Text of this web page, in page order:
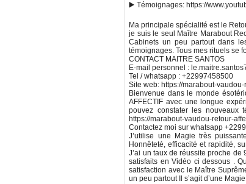
▶️ Témoignages: https://
Ma principale spécialité est le
je suis le seul Maître Marabout
Cabinets un peu partout dans
témoignages. Tous mes rituels se
CONTACT MAITRE SANTOS
E-mail personnel :
Tel / whatsapp : +22997458500
Site web: https://marabout-
Bienvenue dans le monde
AFFECTIF avec une longue
pouvez constater les nouveaux
https://marabout-vaudou-retour-
Contactez moi sur whatsapp
J’utilise une Magie très
Honnêteté, efficacité et rapidité,
J’ai un taux de réussite proche
satisfaits en Vidéo ci dessous .
satisfaction avec le Maître
un peu partout Il s’agit d’une